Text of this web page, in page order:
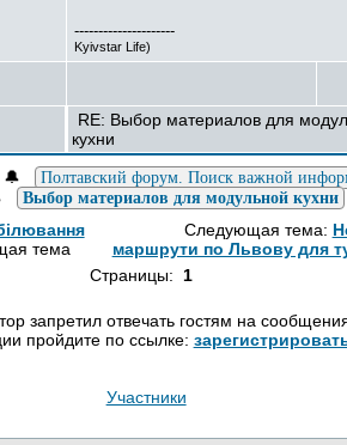
---------------------
Kyivstar Life)
RE: Выбор материалов для
кухни
🔔 Полтавский форум. Поиск важной
Выбор материалов для модульной кухни
тема
Следующая тема:
маршрути по Львову для
Страницы:1
запретил отвечать гостям на
пройдите по ссылке:
Участники